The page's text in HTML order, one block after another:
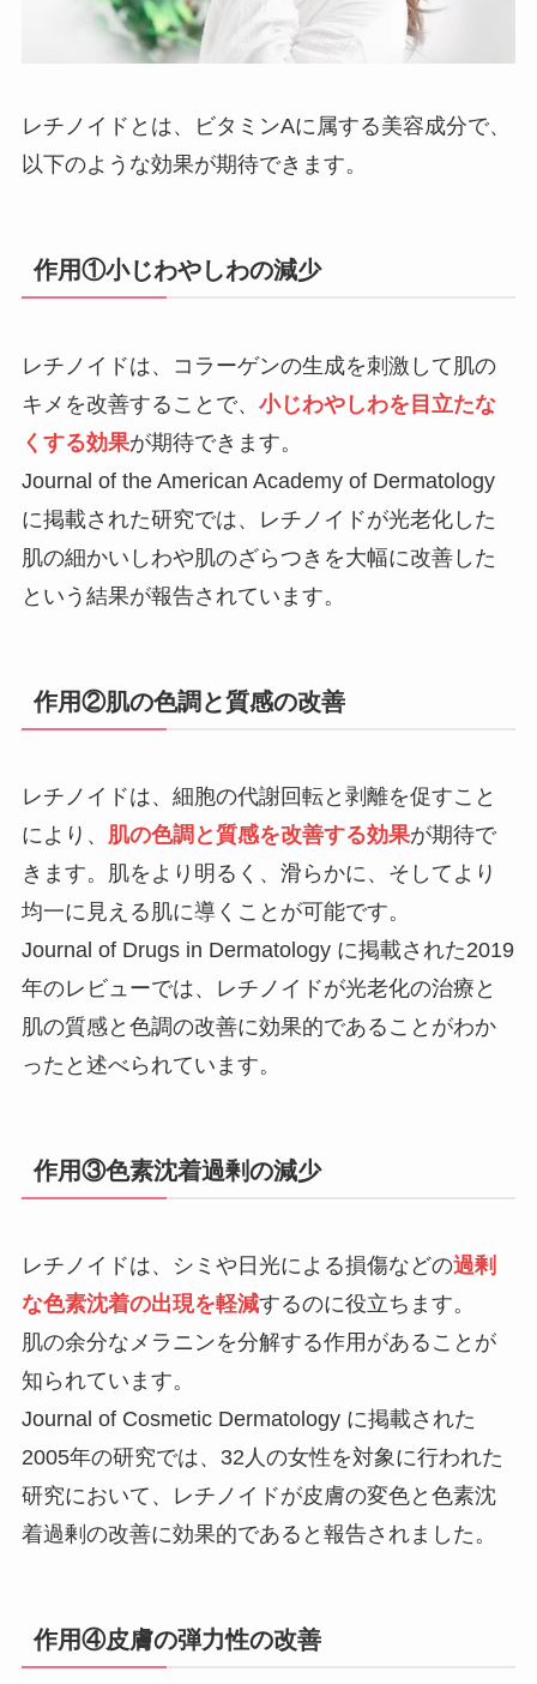
レチノイドとは、ビタミンAに属する美容成分で、
以下のような効果が期待できます。
作用①小じわやしわの減少
レチノイドは、コラーゲンの生成を刺激して肌の
キメを改善することで、 小じわやしわを目立たな
くする効果が期待できます。
Journal of the American Academy of Dermatology
に掲載された研究では、レチノイドが光老化した
肌の細かいしわや肌のざらつきを大幅に改善した
という結果が報告されています。
作用②肌の色調と質感の改善
レチノイドは、細胞の代謝回転と剥離を促すこと
により、
肌の色調と質感を改善する効果が期待で
きます。肌をより明るく、滑らかに、そしてより
均一に見える肌に導くことが可能です。
Journal of Drugs in Dermatology に掲載された2019
年のレビューでは、レチノイドが光老化の治療と
肌の質感と色調の改善に効果的であることがわか
ったと述べられています。
作用③色素沈着過剰の減少
レチノイドは、シミや日光による損傷などの過剰
な色素沈着の出現を軽減するのに役立ちます。
肌の余分なメラニンを分解する作用があることが
知られています。
Journal of Cosmetic Dermatology に掲載された
2005年の研究では、32人の女性を対象に行われた
研究において、レチノイドが皮膚の変色と色素沈
着過剰の改善に効果的であると報告されました。
作用④皮膚の弾力性の改善